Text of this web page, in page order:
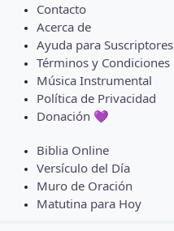
Contacto
Acerca de
Ayuda para Suscriptores
Términos y Condiciones
Música Instrumental
Política de Privacidad
Donación 💜
Biblia Online
Versículo del Día
Muro de Oración
Matutina para Hoy